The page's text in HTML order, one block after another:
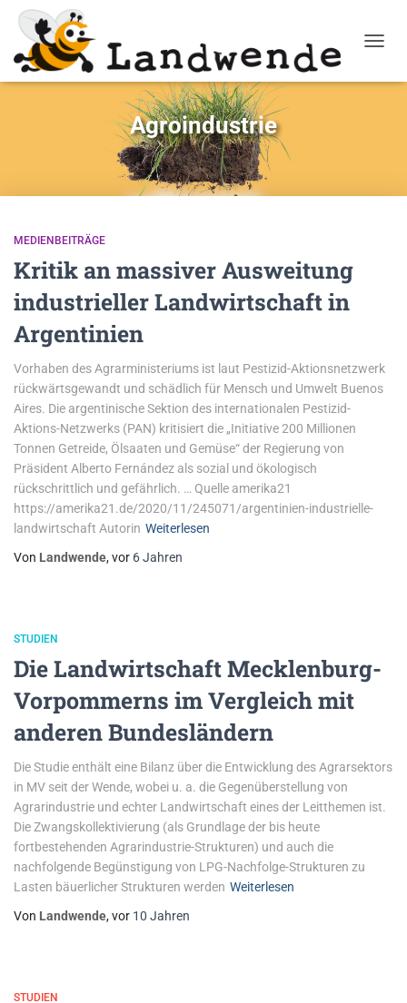
Agroindustrie
MEDIENBEITRÄGE
Kritik an massiver Ausweitung
industrieller Landwirtschaft in
Argentinien
Vorhaben des Agrarministeriums ist laut Pestizid-Aktionsnetzwerk
rückwärtsgewandt und schädlich für Mensch und Umwelt Buenos
Aires. Die argentinische Sektion des internationalen Pestizid-
Aktions-Netzwerks (PAN) kritisiert die „Initiative 200 Millionen
Tonnen Getreide, Ölsaaten und Gemüse“ der Regierung von
Präsident Alberto Fernández als sozial und ökologisch
rückschrittlich und gefährlich. … Quelle amerika21
https://amerika21.de/2020/11/245071/argentinien-industrielle-
landwirtschaft Autorin Weiterlesen
Von Landwende, vor 6 Jahren
STUDIEN
Die Landwirtschaft Mecklenburg-
Vorpommerns im Vergleich mit
anderen Bundesländern
Die Studie enthält eine Bilanz über die Entwicklung des Agrarsektors
in MV seit der Wende, wobei u. a. die Gegenüberstellung von
Agrarindustrie und echter Landwirtschaft eines der Leitthemen ist.
Die Zwangskollektivierung (als Grundlage der bis heute
fortbestehenden Agrarindustrie-Strukturen) und auch die
nachfolgende Begünstigung von LPG-Nachfolge-Strukturen zu
Lasten bäuerlicher Strukturen werden Weiterlesen
Von Landwende, vor 10 Jahren
STUDIEN